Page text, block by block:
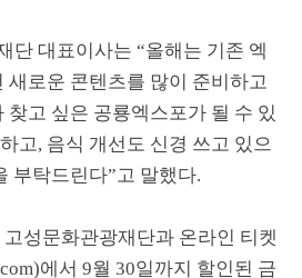
단 대표이사는 “올해는 기존 엑
새로운 콘텐츠를 많이 준비하고
찾고 싶은 공룡엑스포가 될 수 있
고, 음식 개선도 신경 쓰고 있으
부탁드린다”고 말했다.
성문화관광재단과 온라인 티켓
에서 9월 30일까지 할인된 금